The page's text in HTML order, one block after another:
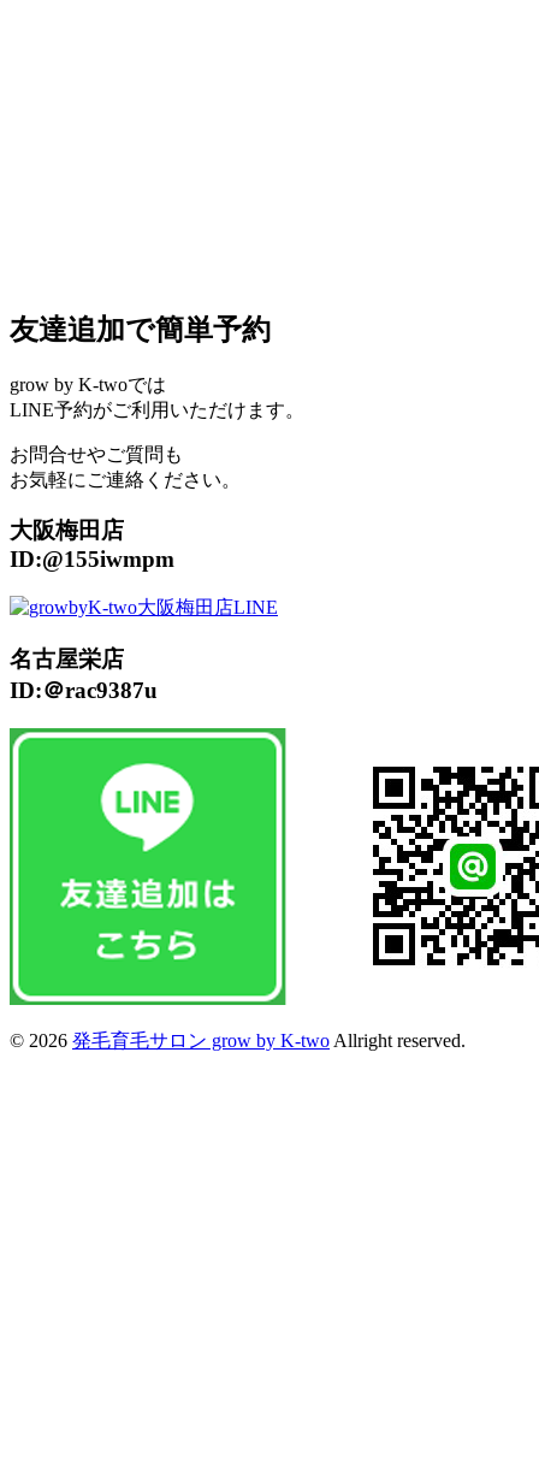
友達追加で簡単予約
grow by K-twoでは
LINE予約がご利用いただけます。
お問合せやご質問も
お気軽にご連絡ください。
大阪梅田店
ID:@155iwmpm
名古屋栄店
ID:＠rac9387u
© 2026 発毛育毛サロン grow by K-twoAllright reserved.